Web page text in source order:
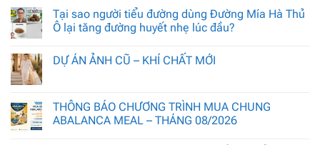
Tại sao người tiểu đường dùng Đường Mía Hà Thủ
Ô lại tăng đường huyết nhẹ lúc đầu?
DỰ ÁN ẢNH CŨ – KHÍ CHẤT MỚI
THÔNG BÁO CHƯƠNG TRÌNH MUA CHUNG
ABALANCA MEAL – THÁNG 08/2026